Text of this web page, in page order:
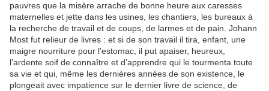
pauvres que la misère arrache de bonne heure aux caresses
maternelles et jette dans les usines, les chantiers, les bureaux à
la recherche de travail et de coups, de larmes et de pain. Johann
Most fut relieur de livres : et si de son travail il tira, enfant, une
maigre nourriture pour l’estomac, il put apaiser, heureux,
l’ardente soif de connaître et d’apprendre qui le tourmenta toute
sa vie et qui, même les dernières années de son existence, le
plongeait avec impatience sur le dernier livre de science, de